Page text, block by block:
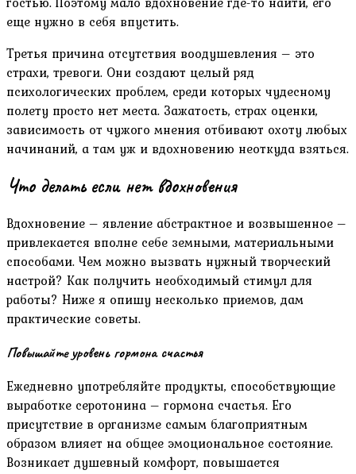
еще нужно в себя впустить.
Третья причина отсутствия воодушевления – это
страхи, тревоги. Они создают целый ряд
психологических проблем, среди которых чудесному
полету просто нет места. Зажатость, страх оценки,
зависимость от чужого мнения отбивают охоту любых
начинаний, а там уж и вдохновению неоткуда взяться.
Что делать если нет вдохновения
Вдохновение – явление абстрактное и возвышенное –
привлекается вполне себе земными, материальными
способами. Чем можно вызвать нужный творческий
настрой? Как получить необходимый стимул для
работы? Ниже я опишу несколько приемов, дам
практические советы.
Повышайте уровень гормона счастья
Ежедневно употребляйте продукты, способствующие
выработке серотонина – гормона счастья. Его
присутствие в организме самым благоприятным
образом влияет на общее эмоциональное состояние.
Возникает душевный комфорт, повышается